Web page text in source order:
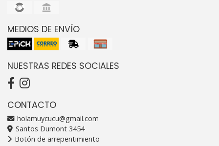
MEDIOS DE ENVÍO
NUESTRAS REDES SOCIALES
CONTACTO
holamuycucu@gmail.com
Santos Dumont 3454
Botón de arrepentimiento